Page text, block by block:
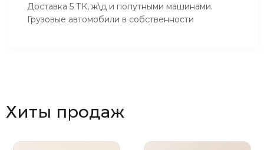
Доставка 5 ТК, ж\д и попутными машинами.
Грузовые автомобили в собственности
Хиты продаж